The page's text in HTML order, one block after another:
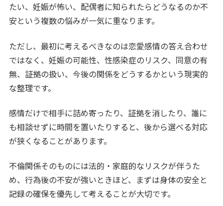
たい、妊娠が怖い、配偶者に知られたらどうなるのか不
安という複数の悩みが一気に重なります。
ただし、最初に考えるべきなのは恋愛感情の答え合わせ
ではなく、妊娠の可能性、性感染症のリスク、同意の有
無、証拠の扱い、今後の関係をどうするかという現実的
な整理です。
感情だけで相手に詰め寄ったり、証拠を消したり、誰に
も相談せずに時間を置いたりすると、後から選べる対応
が狭くなることがあります。
不倫関係そのものには法的・家庭的なリスクが伴うた
め、行為後の不安が強いときほど、まずは身体の安全と
記録の確保を優先して考えることが大切です。